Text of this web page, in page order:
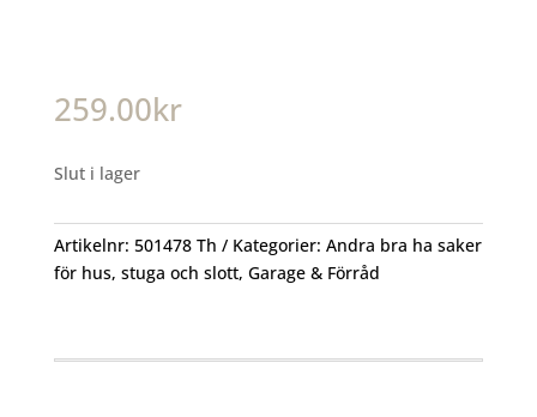
259.00kr
Slut i lager
Artikelnr: 501478 Th Kategorier: Andra bra ha saker
för hus, stuga och slott, Garage & Förråd